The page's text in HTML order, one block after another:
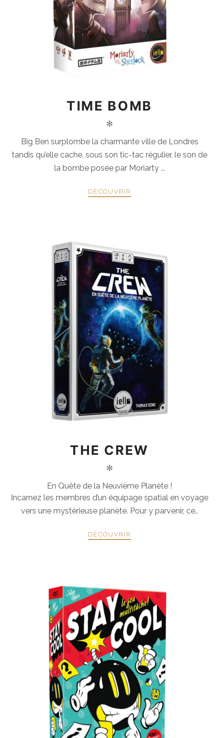
TIME BOMB
✻
Big Ben surplombe la charmante ville de Londres
tandis qu’elle cache, sous son tic-tac régulier, le son de
la bombe posée par Moriarty ...
DÉCOUVRIR
THE CREW
✻
En Quête de la Neuvième Planète !
Incarnez les membres d’un équipage spatial en voyage
vers une mystérieuse planète. Pour y parvenir, ce..
DÉCOUVRIR